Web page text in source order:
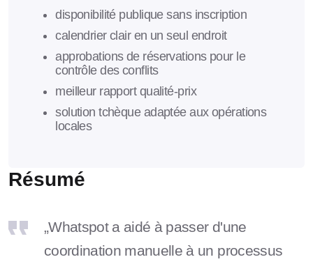
disponibilité publique sans inscription
calendrier clair en un seul endroit
approbations de réservations pour le
contrôle des conflits
meilleur rapport qualité-prix
solution tchèque adaptée aux opérations
locales
Résumé
„Whatspot a aidé à passer d'une
coordination manuelle à un processus